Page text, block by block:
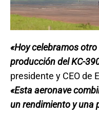
«Hoy celebramos
producción del KC-
presidente y CEO de
«Esta aeronave
un rendimiento y una